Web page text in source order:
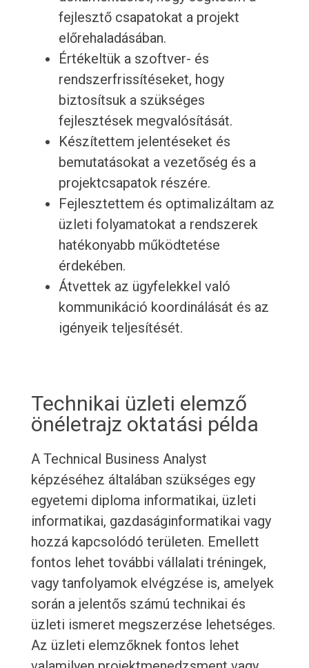
fejlesztő csapatokat a projekt
előrehaladásában.
Értékeltük a szoftver- és
rendszerfrissítéseket, hogy
biztosítsuk a szükséges
fejlesztések megvalósítását.
Készítettem jelentéseket és
bemutatásokat a vezetőség és a
projektcsapatok részére.
Fejlesztettem és optimalizáltam az
üzleti folyamatokat a rendszerek
hatékonyabb működtetése
érdekében.
Átvettek az ügyfelekkel való
kommunikáció koordinálását és az
igényeik teljesítését.
Technikai üzleti elemző
önéletrajz oktatási példa
A Technical Business Analyst
képzéséhez általában szükséges egy
egyetemi diploma informatikai, üzleti
informatikai, gazdaságinformatikai vagy
hozzá kapcsolódó területen. Emellett
fontos lehet további vállalati tréningek,
vagy tanfolyamok elvégzése is, amelyek
során a jelentős számú technikai és
üzleti ismeret megszerzése lehetséges.
Az üzleti elemzőknek fontos lehet